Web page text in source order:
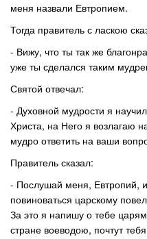
меня назвали Евтропием.
Тогда правитель с ласкою
- Вижу, что ты так же
уже ты сделался таким
Святой отвечал:
- Духовной мудрости я
Христа, на Него я возлагаю
мудро ответить на ваши
Правитель сказал:
- Послушай меня, Евтропий,
повиноваться царскому
За это я напишу о тебе
стране воеводою, почтут